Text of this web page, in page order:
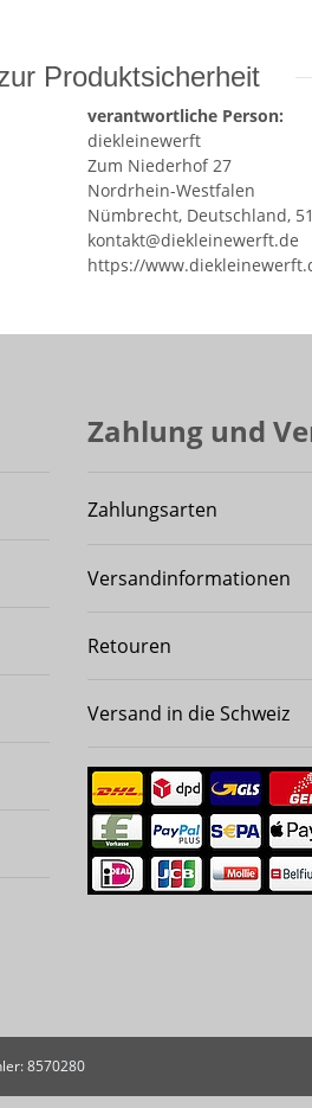
Produktsicherheit
verantwortliche Person:
diekleinewerft
Zum Niederhof 27
Nordrhein-Westfalen
Nümbrecht, Deutschland,
kontakt@diekleinewerft.de
https://
Zahlung und
Zahlungsarten
Versandinformationen
Retouren
Versand in die Schweiz
8570280